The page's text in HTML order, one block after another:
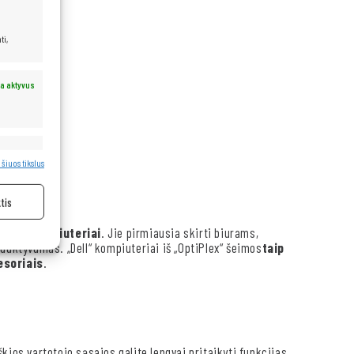
aktyvus
šiuos tikslus
kompiuteriai . Jie pirmiausia skirti biurams,
„Dell“ kompiuteriai iš „OptiPlex“ šeimostaip
.